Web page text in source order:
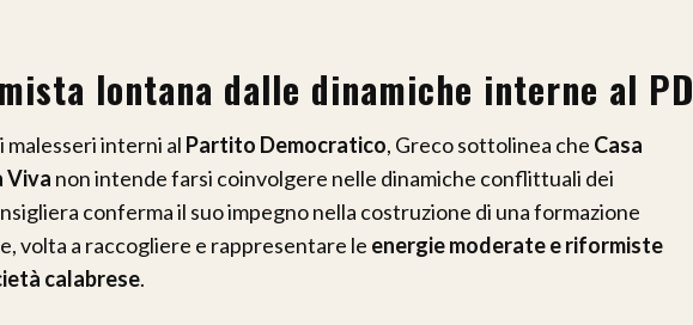
lontana dalle dinamiche interne al PD
malesseri interni al Partito Democratico, Greco sottolinea che Casa
Viva non intende farsi coinvolgere nelle dinamiche conflittuali dei
conferma il suo impegno nella costruzione di una formazione
volta a raccogliere e rappresentare le energie moderate e riformiste
calabrese.